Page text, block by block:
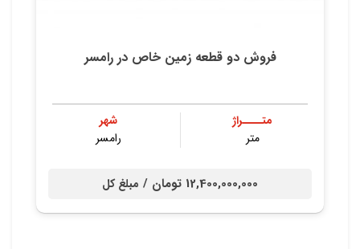
فروش دو قطعه زمین خاص در رامسر
متــــراژ
متر
شهر
رامسر
12,400,000,000 تومان / مبلغ کل